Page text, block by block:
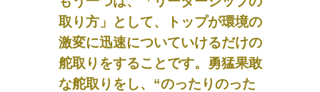
取り方」として、トップが環境の
激変に迅速についていけるだけの
舵取りをすることです。勇猛果敢
な舵取りをし、“のったりのった